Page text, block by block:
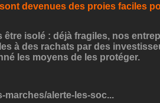
devenues des proies faciles
être isolé : déjà fragiles, nos
à des rachats par des
les moyens de les protéger.
marches/alerte-les-soc...